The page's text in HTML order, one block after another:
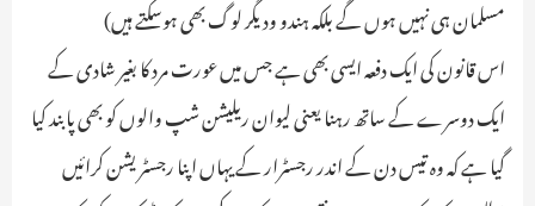
مسلمان ہی نہیں ہوں گے بلکہ ہندو ودیگر لوگ بھی ہوسکتے ہیں)
اس قانون کی ایک دفعہ ایسی بھی ہے جس میں عورت مرد کا بغیر شادی کے
ایک دوسرے کے ساتھ رہنا یعنی لیوان ریلیشن شپ والوں کو بھی پابند کیا
گیا ہے کہ وہ تیس دن کے اندر رجسٹرار کے یہاں اپنا رجسٹریشن کرائیں ـ